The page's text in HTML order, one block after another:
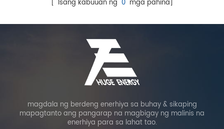
[ Isang kabuuan ng 0 mga pahina]
magdala ng berdeng enerhiya sa buhay & sikaping
mapagtanto ang pangarap na magbigay ng malinis na
enerhiya para sa lahat tao.